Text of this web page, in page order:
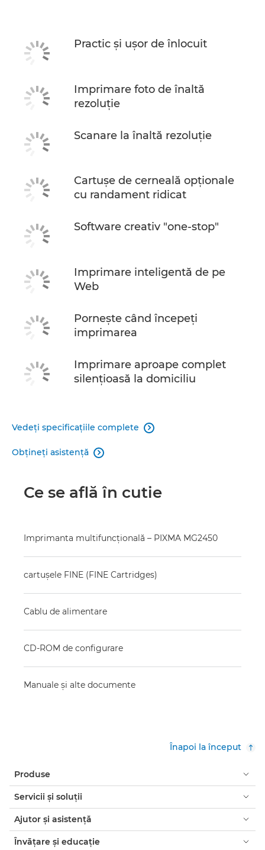
Practic şi uşor de înlocuit
Imprimare foto de înaltă
rezoluţie
Scanare la înaltă rezoluţie
Cartuşe de cerneală opţionale
cu randament ridicat
Software creativ "one-stop"
Imprimare inteligentă de pe
Web
Porneşte când începeţi
imprimarea
Imprimare aproape complet
silenţioasă la domiciliu
Vedeţi specificaţiile complete 
Obţineţi asistenţă 
Ce se află în cutie
Imprimanta multifuncţională – PIXMA MG2450
cartuşele FINE (FINE Cartridges)
Cablu de alimentare
CD-ROM de configurare
Manuale şi alte documente
Înapoi la început
Produse
Servicii şi soluţii
Ajutor şi asistenţă
Învăţare şi educaţie